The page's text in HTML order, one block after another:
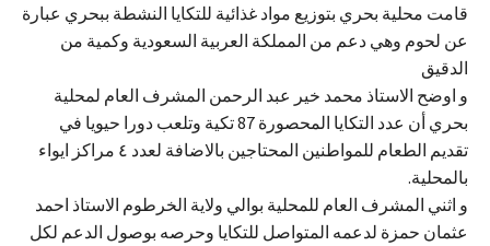
قامت محلية بحري بتوزيع مواد غذائية للتكايا النشطة ببحري عبارة
عن لحوم وهي دعم من المملكة العربية السعودية وكمية من
الدقيق
و اوضح الاستاذ محمد خير عبد الرحمن المشرف العام لمحلية
بحري أن عدد التكايا المحصورة 87 تكية وتلعب دورا حيويا في
تقديم الطعام للمواطنين المحتاجين بالاضافة لعدد ٤ مراكز ايواء
بالمحلية.
و اثني المشرف العام للمحلية بوالي ولاية الخرطوم الاستاذ احمد
عثمان حمزة لدعمه المتواصل للتكايا وحرصه بوصول الدعم لكل